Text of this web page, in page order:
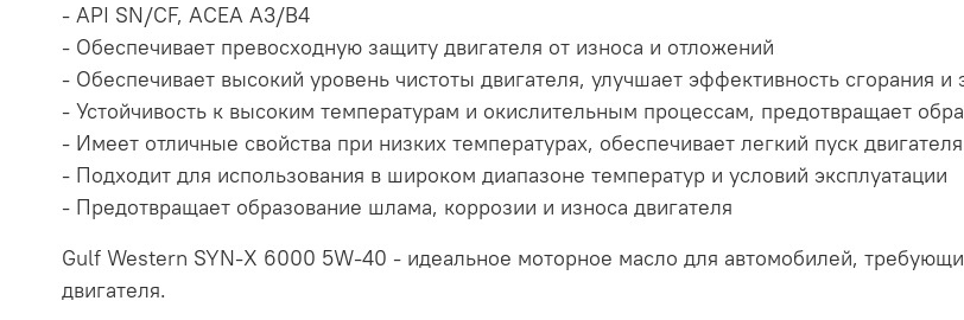
- API SN/CF, ACEA A3/B4
- Обеспечивает превосходную защиту двигателя от износа и отложений
- Обеспечивает высокий уровень чистоты двигателя, улучшает эффективность сгорания
- Устойчивость к высоким температурам и окислительным процессам, предотвращает
- Имеет отличные свойства при низких температурах, обеспечивает легкий пуск
- Подходит для использования в широком диапазоне температур и условий эксплуатации
- Предотвращает образование шлама, коррозии и износа двигателя
Gulf Western SYN-X 6000 5W-40 - идеальное моторное масло для автомобилей,
двигателя.